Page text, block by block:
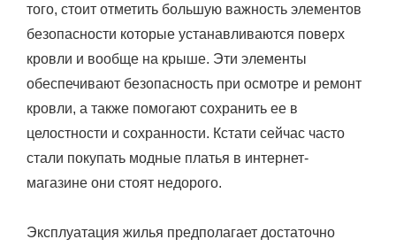
того, стоит отметить большую важность элементов
безопасности которые устанавливаются поверх
кровли и вообще на крыше. Эти элементы
обеспечивают безопасность при осмотре и ремонт
кровли, а также помогают сохранить ее в
целостности и сохранности. Кстати сейчас часто
стали покупать модные платья в интернет-
магазине они стоят недорого.
Эксплуатация жилья предполагает достаточно